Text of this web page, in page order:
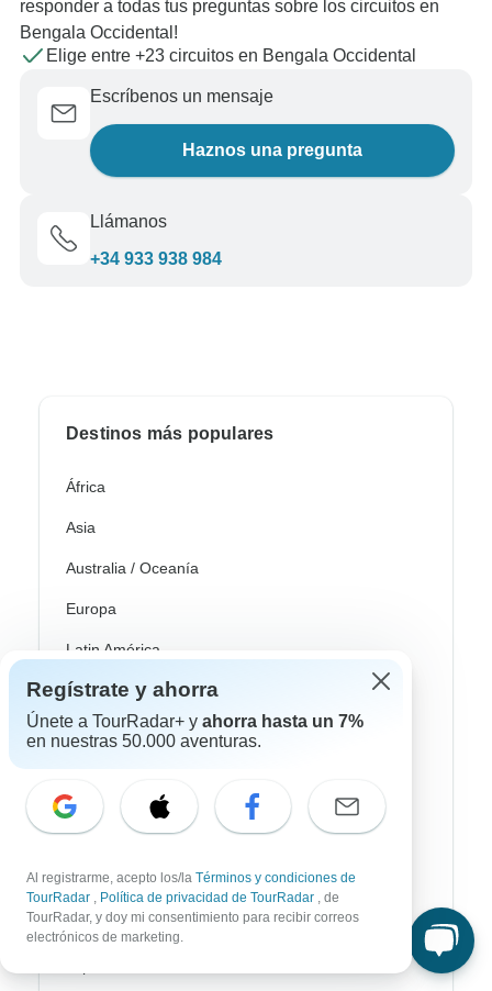
responder a todas tus preguntas sobre los circuitos en
Bengala Occidental!
Elige entre +23 circuitos en Bengala Occidental
Escríbenos un mensaje
Haznos una pregunta
Llámanos
+34 933 938 984
Destinos más populares
África
Asia
Australia / Oceanía
Europa
Latin América
América del Sur
Egipto
Sudáfrica
China
India
Regístrate y ahorra
Únete a TourRadar+ y ahorra hasta un 7%
en nuestras 50.000 aventuras.
Al registrarme, acepto los/la Términos y condiciones de
TourRadar , Política de privacidad de TourRadar , de
TourRadar, y doy mi consentimiento para recibir correos
electrónicos de marketing.